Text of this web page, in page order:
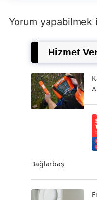
Yorum yapabilmek
Hizmet
Bağlarbaşı